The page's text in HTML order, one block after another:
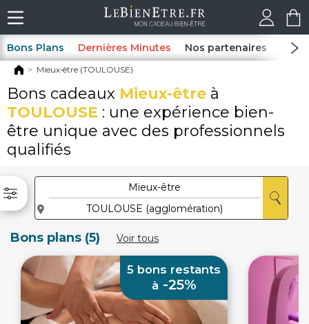
Bons Plans Dernières Minutes Nos partenaires Spas
Mieux-être (TOULOUSE)
Bons cadeaux Mieux-être à
TOULOUSE : une expérience bien-
être unique avec des professionnels
qualifiés
Bons plans (5) Voir tous
5 bons restants
à -25%